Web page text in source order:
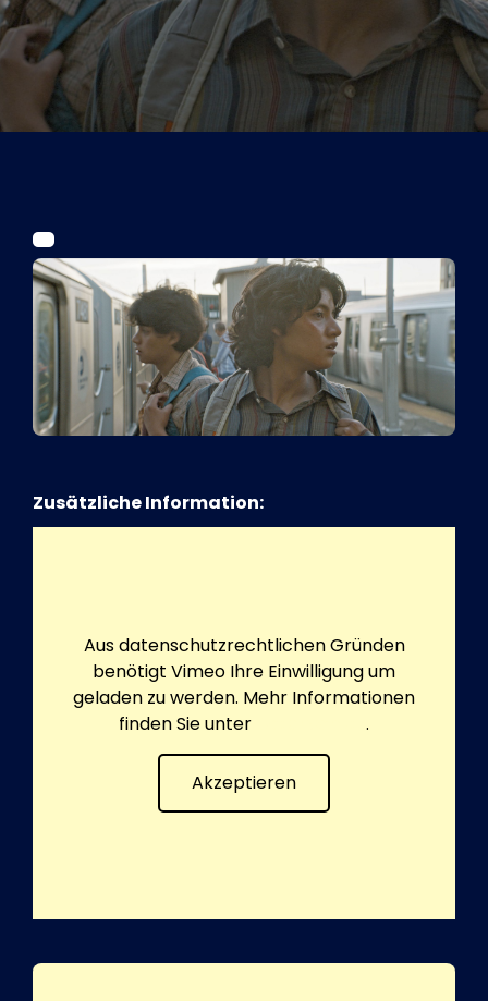
Tickets
Kurier Romy 2026
Zusätzliche Information:
Aus datenschutzrechtlichen Gründen
benötigt Vimeo Ihre Einwilligung um
geladen zu werden. Mehr Informationen
finden Sie unter
.
Akzeptieren